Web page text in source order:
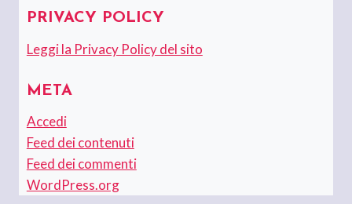
PRIVACY POLICY
Leggi la Privacy Policy del sito
META
Accedi
Feed dei contenuti
Feed dei commenti
WordPress.org